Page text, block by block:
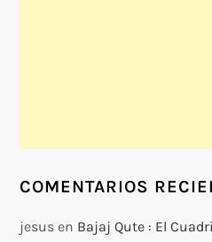
COMENTARIOS
jesus en Bajaj Qute : El